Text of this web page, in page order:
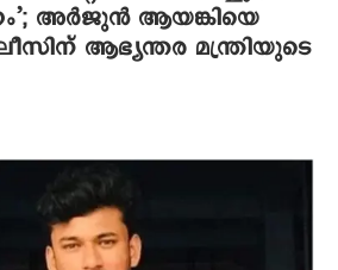
അര്‍ജുന്‍ ആയങ്കിയെ
ആഭ്യന്തര മന്ത്രിയുടെ